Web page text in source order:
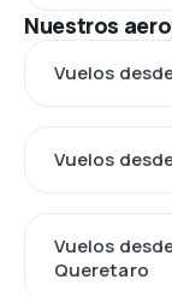
Nuestros
Vuelos
Vuelos
Vuelos
Queretaro